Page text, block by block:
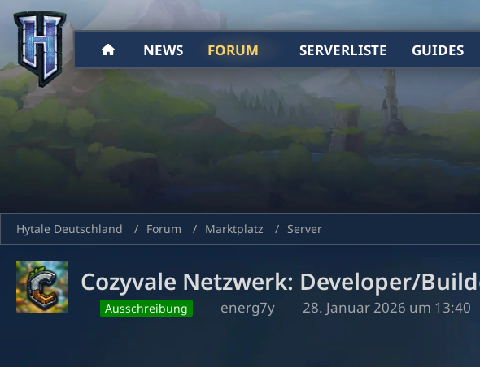
NEWS FORUM SERVERLISTE GUIDES
Hytale Deutschland Forum Marktplatz Server
Cozyvale Netzwerk: Developer/
Ausschreibung energ7y 28. Januar 2026 um 13:40